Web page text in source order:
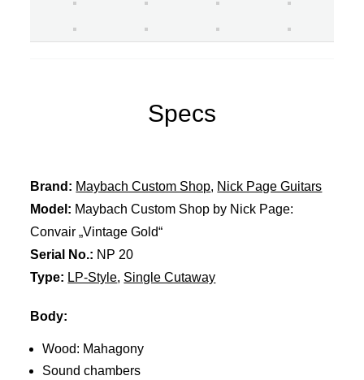
Specs
Brand: Maybach Custom Shop, Nick Page Guitars
Model: Maybach Custom Shop by Nick Page:
Convair „Vintage Gold“
Serial No.: NP 20
Type: LP-Style, Single Cutaway
Body:
Wood: Mahagony
Sound chambers